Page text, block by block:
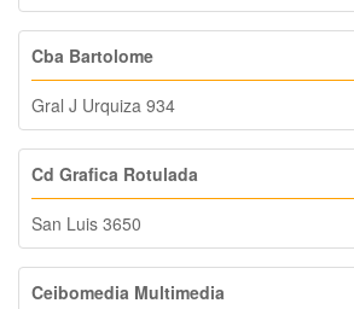
Cba Bartolome
Gral J Urquiza 934
Cd Grafica Rotulada
San Luis 3650
Ceibomedia Multimedia